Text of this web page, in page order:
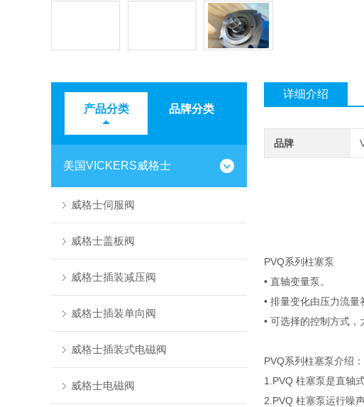
产品分类 品牌分类
美国VICKERS威格士
威格士伺服阀
威格士盖板阀
威格士插装减压阀
威格士插装单向阀
威格士插装式电磁阀
威格士电磁阀
详细介绍
品牌
PVQ系列柱塞泵
• 直轴变量泵。
• 排量变化由压力流量
• 可选择的控制方式，
PVQ系列柱塞泵介绍：
1.PVQ 柱塞泵是直轴
2.PVQ 柱塞泵运行噪